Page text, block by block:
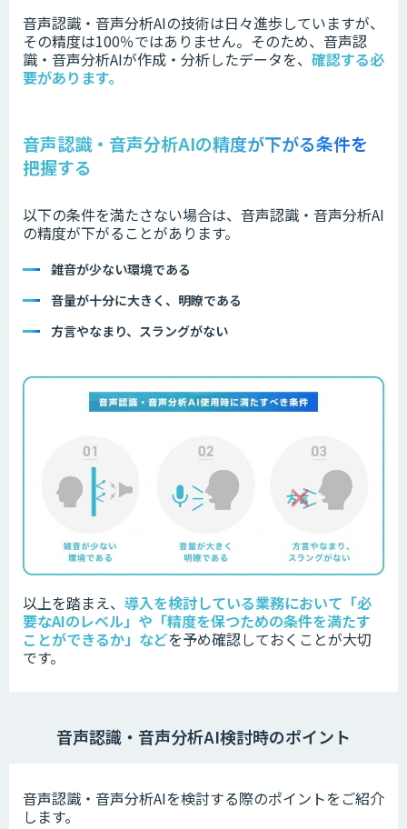
音声認識・音声分析AIの技術は日々進歩していますが、
その精度は100％ではありません。そのため、音声認
識・音声分析AIが作成・分析したデータを、 確認する必
要があります。
音声認識・音声分析AIの精度が下がる条件を
把握する
以下の条件を満たさない場合は、音声認識・音声分析AI
の精度が下がることがあります。
雑音が少ない環境である
音量が十分に大きく、明瞭である
方言やなまり、スラングがない
以上を踏まえ、 導入を検討している業務において「必
要なAIのレベル」や「精度を保つための条件を満たす
ことができるか」などを予め確認しておくことが大切
です。
音声認識・音声分析AI検討時のポイント
音声認識・音声分析AIを検討する際のポイントをご紹介
します。